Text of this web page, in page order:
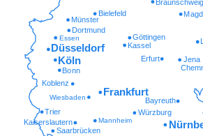
Saarbrücken
Kaiserslautern Mannheim
Würzburg
Trier
Wiesbaden Bayreuth
Koblenz
Bonn
Erfurt Jena
Kassel
Göttingen
Essen
Dortmund
Münster
Bielefeld
Braunschweig
Frankfurt
Köln
Düsseldorf